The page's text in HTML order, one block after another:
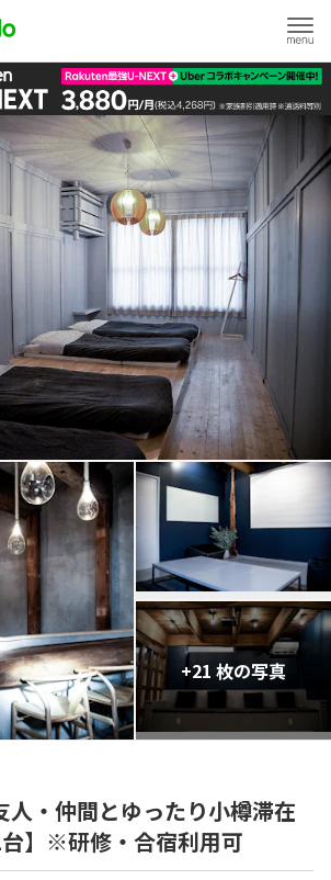
+21 枚の写真
人・仲間とゆったり小樽滞在
台】※研修・合宿利用可